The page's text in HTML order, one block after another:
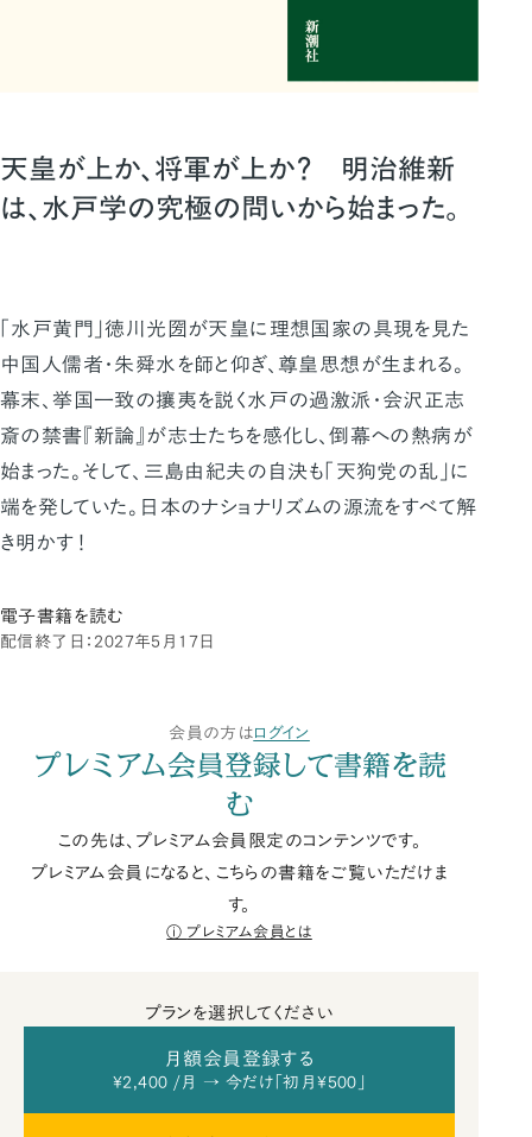
天皇が上か、将軍が上か？ 明治維新
は、水戸学の究極の問いから始まった。
「水戸黄門」徳川光圀が天皇に理想国家の具現を見た
中国人儒者・朱舜水を師と仰ぎ、尊皇思想が生まれる。
幕末、挙国一致の攘夷を説く水戸の過激派・会沢正志
斎の禁書『新論』が志士たちを感化し、倒幕への熱病が
始まった。そして、三島由紀夫の自決も「天狗党の乱」に
端を発していた。日本のナショナリズムの源流をすべて解
き明かす！
電子書籍を読む
配信終了日：2027年5月17日
会員の方はログイン
プレミアム会員登録して書籍を読
む
この先は、プレミアム会員限定のコンテンツです。
プレミアム会員になると、こちらの書籍をご覧いただけま
す。
プレミアム会員とは
プランを選択してください
月額会員登録する
¥2,400 /月 → 今だけ「初月¥500」